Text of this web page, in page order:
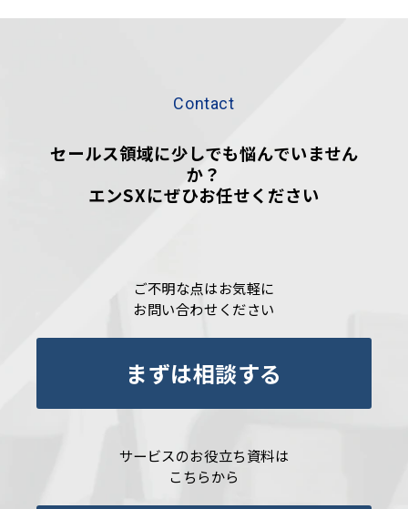
Contact
セールス領域に少しでも悩んでいません
か？
エンSXにぜひお任せください
ご不明な点はお気軽に
お問い合わせください
まずは相談する
サービスのお役立ち資料は
こちらから